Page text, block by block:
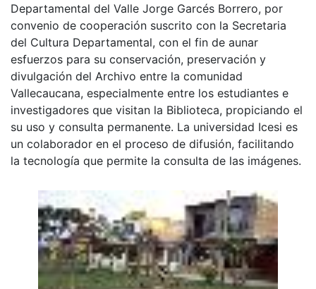
Departamental del Valle Jorge Garcés Borrero, por
convenio de cooperación suscrito con la Secretaria
del Cultura Departamental, con el fin de aunar
esfuerzos para su conservación, preservación y
divulgación del Archivo entre la comunidad
Vallecaucana, especialmente entre los estudiantes e
investigadores que visitan la Biblioteca, propiciando el
su uso y consulta permanente. La universidad Icesi es
un colaborador en el proceso de difusión, facilitando
la tecnología que permite la consulta de las imágenes.